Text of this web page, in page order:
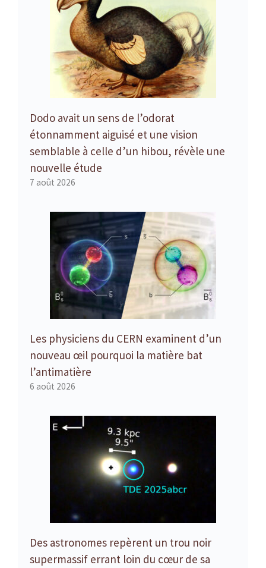
Dodo avait un sens de l’odorat
étonnamment aiguisé et une vision
semblable à celle d’un hibou, révèle une
nouvelle étude
7 août 2026
Les physiciens du CERN examinent d’un
nouveau œil pourquoi la matière bat
l’antimatière
6 août 2026
Des astronomes repèrent un trou noir
supermassif errant loin du cœur de sa